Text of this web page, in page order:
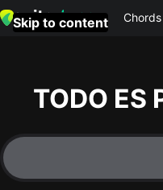
Skip to content
TODO ES